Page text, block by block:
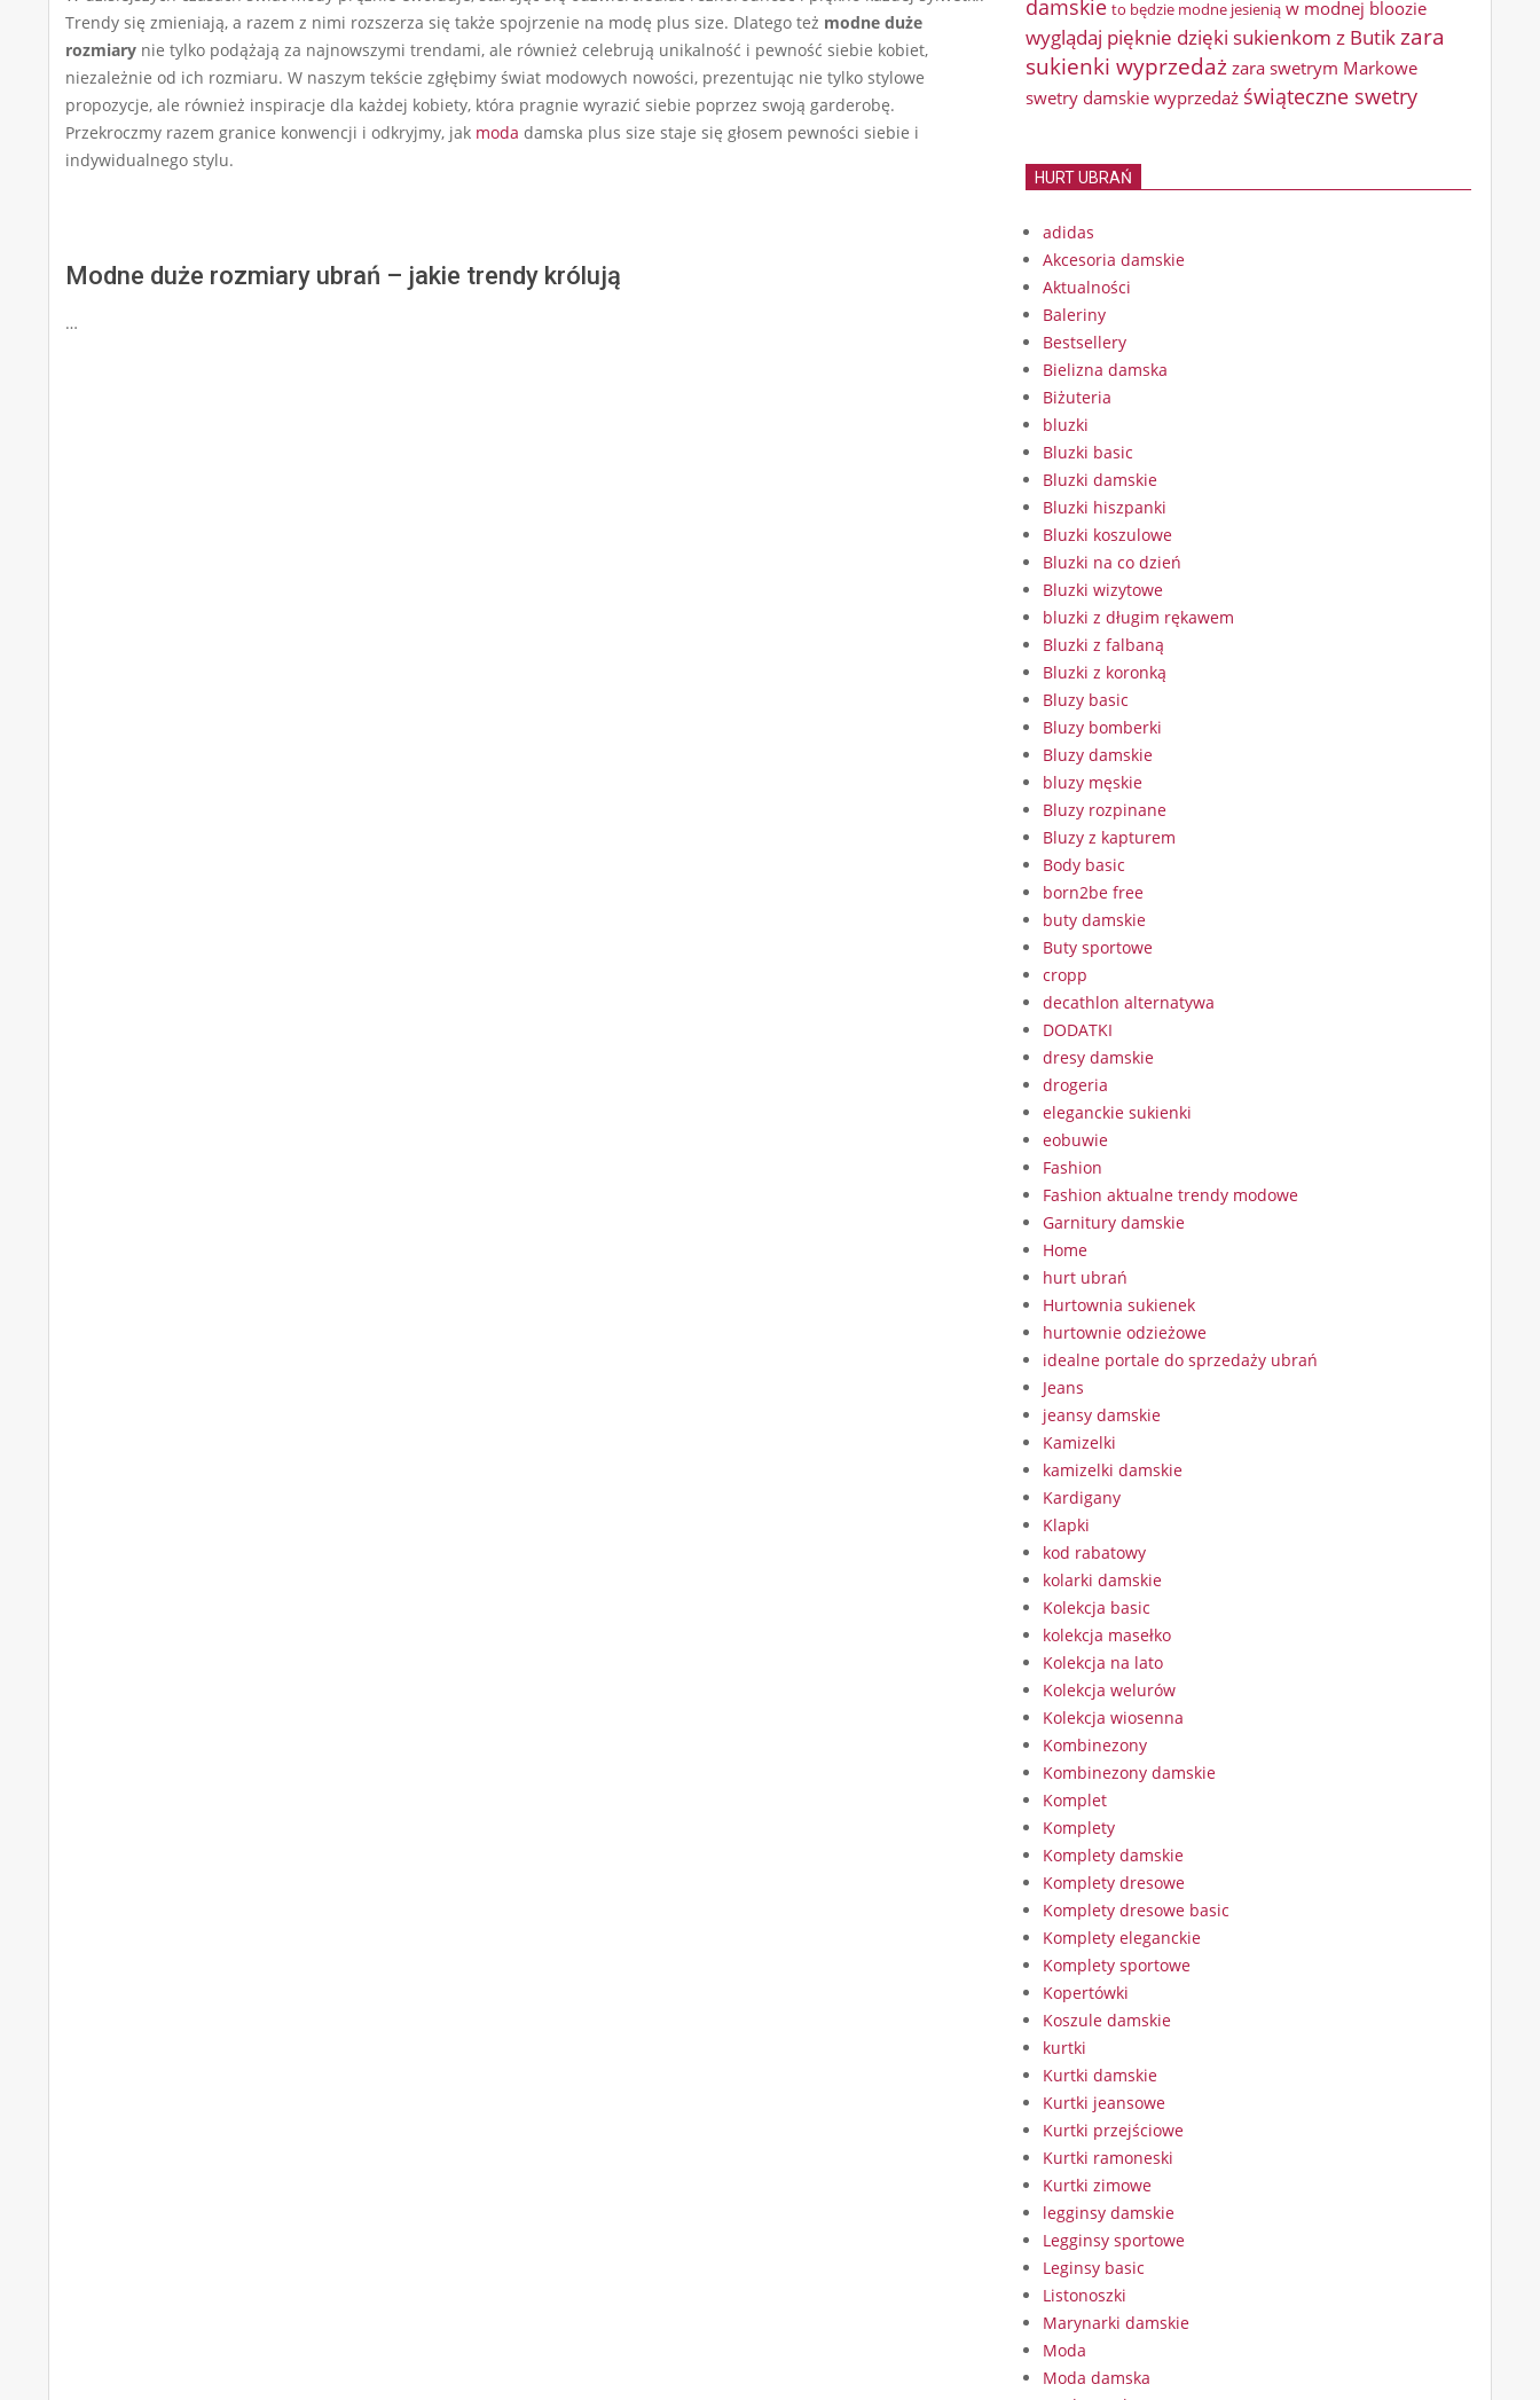
Trendy się zmieniają, a razem z nimi rozszerza się także spojrzenie na modę plus size. Dlatego też modne duże
rozmiary nie tylko podążają za najnowszymi trendami, ale również celebrują unikalność i pewność siebie kobiet,
niezależnie od ich rozmiaru. W naszym tekście zgłębimy świat modowych nowości, prezentując nie tylko stylowe
propozycje, ale również inspiracje dla każdej kobiety, która pragnie wyrazić siebie poprzez swoją garderobę.
Przekroczmy razem granice konwencji i odkryjmy, jak moda damska plus size staje się głosem pewności siebie i
indywidualnego stylu.
Modne duże rozmiary ubrań – jakie trendy królują
…
damskie to będzie modne jesienią w modnej bloozie
wyglądaj pięknie dzięki sukienkom z Butikzara
sukienki wyprzedażzara swetrym Markowe
swetry damskie wyprzedaż świąteczne swetry
HURT UBRAŃ
adidas
Akcesoria damskie
Aktualności
Baleriny
Bestsellery
Bielizna damska
Biżuteria
bluzki
Bluzki basic
Bluzki damskie
Bluzki hiszpanki
Bluzki koszulowe
Bluzki na co dzień
Bluzki wizytowe
bluzki z długim rękawem
Bluzki z falbaną
Bluzki z koronką
Bluzy basic
Bluzy bomberki
Bluzy damskie
bluzy męskie
Bluzy rozpinane
Bluzy z kapturem
Body basic
born2be free
buty damskie
Buty sportowe
cropp
decathlon alternatywa
DODATKI
dresy damskie
drogeria
eleganckie sukienki
eobuwie
Fashion
Fashion aktualne trendy modowe
Garnitury damskie
Home
hurt ubrań
Hurtownia sukienek
hurtownie odzieżowe
idealne portale do sprzedaży ubrań
Jeans
jeansy damskie
Kamizelki
kamizelki damskie
Kardigany
Klapki
kod rabatowy
kolarki damskie
Kolekcja basic
kolekcja masełko
Kolekcja na lato
Kolekcja welurów
Kolekcja wiosenna
Kombinezony
Kombinezony damskie
Komplet
Komplety
Komplety damskie
Komplety dresowe
Komplety dresowe basic
Komplety eleganckie
Komplety sportowe
Kopertówki
Koszule damskie
kurtki
Kurtki damskie
Kurtki jeansowe
Kurtki przejściowe
Kurtki ramoneski
Kurtki zimowe
legginsy damskie
Legginsy sportowe
Leginsy basic
Listonoszki
Marynarki damskie
Moda
Moda damska